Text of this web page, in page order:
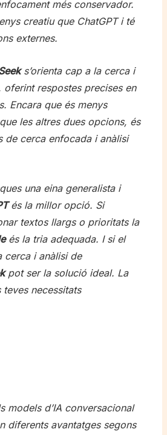
més conservador.
creatiu que ChatGPT i té
externes.
s’orienta cap a la cerca i
oferint respostes precises en
Encara que és menys
les altres dues opcions, és
de cerca enfocada i anàlisi
una eina generalista i
és la millor opció. Si
textos llargs o prioritats la
és la tria adequada. I si el
cerca i anàlisi de
pot ser la solució ideal. La
necessitats
models d’IA conversacional
diferents avantatges segons